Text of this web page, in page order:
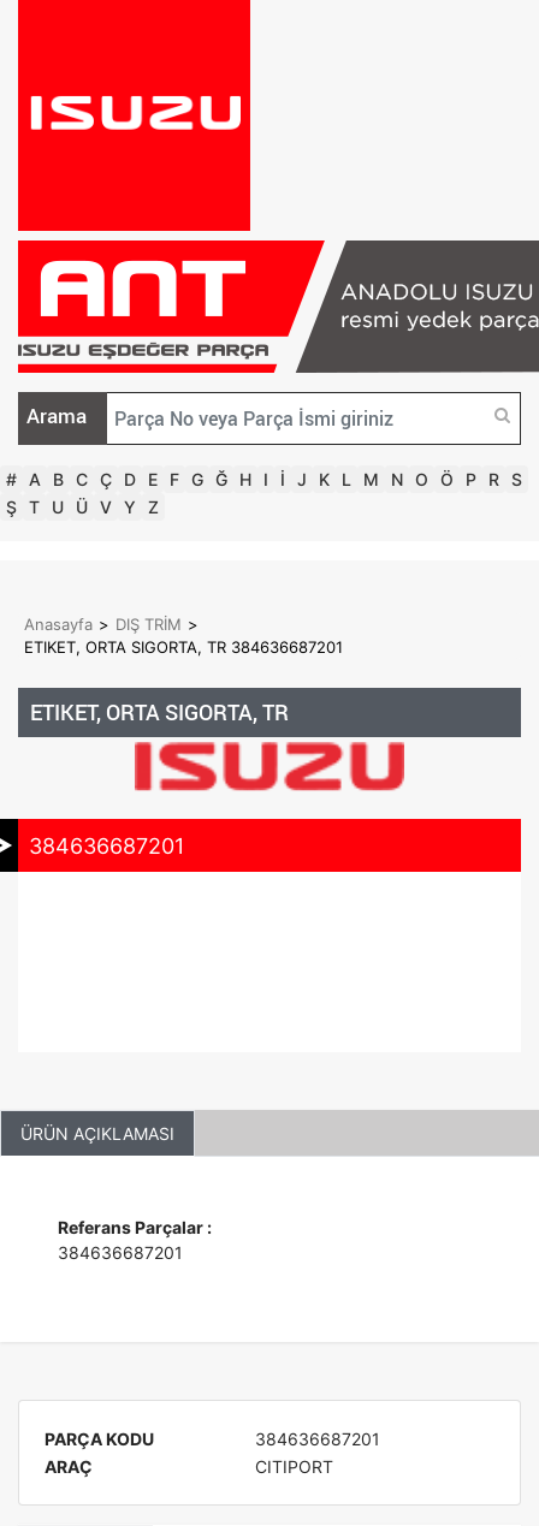
Arama
# A B C Ç D E F G Ğ H I İ J K L M N O Ö P R S
Ş T U Ü V Y Z
Anasayfa > DIŞ TRİM >
ETIKET, ORTA SIGORTA, TR 384636687201
ETIKET, ORTA SIGORTA, TR
384636687201
ÜRÜN AÇIKLAMASI
Referans Parçalar :
384636687201
PARÇA KODU
384636687201
ARAÇ
CITIPORT